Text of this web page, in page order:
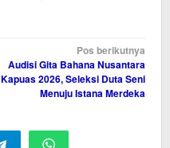
Pos berikutnya
Audisi Gita Bahana Nusantara
Kapuas 2026, Seleksi Duta Seni
Menuju Istana Merdeka